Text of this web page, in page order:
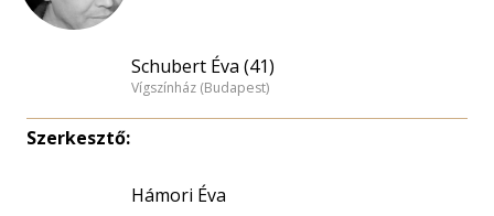
Schubert Éva (41)
Vígszínház (Budapest)
Szerkesztő:
Hámori Éva